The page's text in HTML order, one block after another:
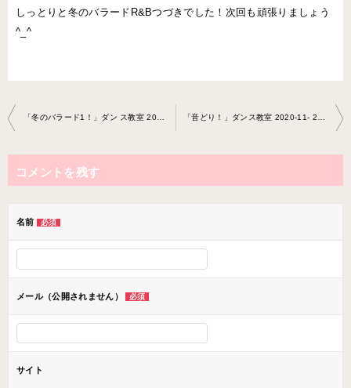
しっとりと冬のバラードR&Bつづきでした！次回も頑張りましょう
^_^
投
稿
ナ
ビ
ョ
ン
「冬のバラード1！」ダン ス教室 2020-11-18-no0038-1252 「音どり！」ダンス教室 2020-11- 25-no0038-0069
コメントを残す
名前 必須
メール（公開されません） 必須
サイト